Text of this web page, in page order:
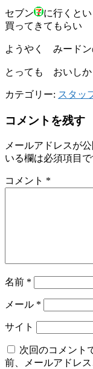
セブン
に行くと
買ってきてもらい
ようやく みード
とっても おいしか
カテゴリー: スタッ
コメントを残す
メールアドレスが
いる欄は必須項目で
コメント *
名前 *
メール *
サイト
次回のコメント
前、メールアドレス